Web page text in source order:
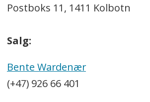
Postboks 11, 1411 Kolbotn
Salg:
Bente Wardenær
(+47) 926 66 401